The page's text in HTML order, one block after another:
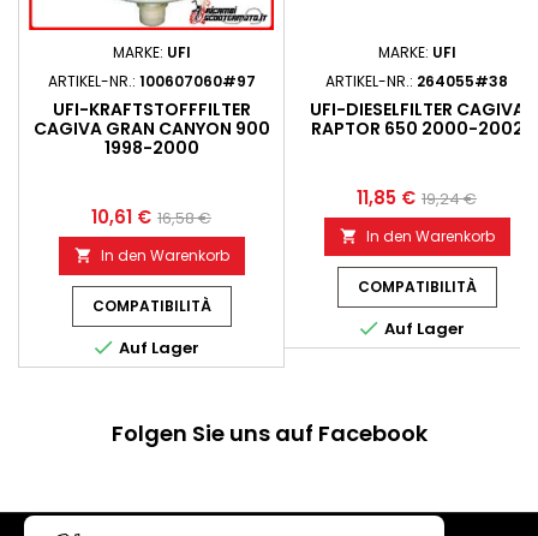
MARKE: UFI
ARTIKEL-NR.: 100607060#97
UFI-KRAFTSTOFFFILTER
CAGIVA GRAN CANYON 900
1998-2000
10,61 € 16,58 €
 In den Warenkorb
COMPATIBILITÀ
 Auf Lager
MARKE: UFI
ARTIKEL-NR.: 264055#38
UFI-DIESELFILTER CAGIVA
RAPTOR 650 2000-2002
11,85 € 19,24 €
 In den Warenkorb
COMPATIBILITÀ
 Auf Lager
Folgen Sie uns auf Facebook